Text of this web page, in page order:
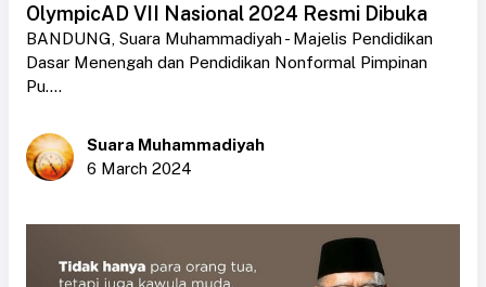
OlympicAD VII Nasional 2024 Resmi Dibuka
BANDUNG, Suara Muhammadiyah - Majelis Pendidikan
Dasar Menengah dan Pendidikan Nonformal Pimpinan
Pu....
Suara Muhammadiyah
6 March 2024